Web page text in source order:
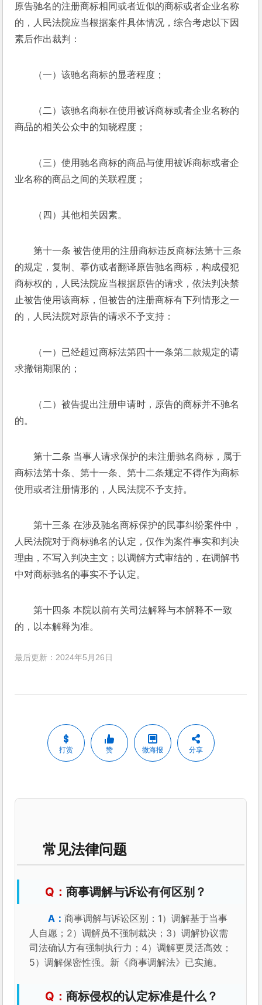
原告驰名的注册商标相同或者近似的商标或者企业名称
的，人民法院应当根据案件具体情况，综合考虑以下因
素后作出裁判：
（一）该驰名商标的显著程度；
（二）该驰名商标在使用被诉商标或者企业名称的
商品的相关公众中的知晓程度；
（三）使用驰名商标的商品与使用被诉商标或者企
业名称的商品之间的关联程度；
（四）其他相关因素。
第十一条 被告使用的注册商标违反商标法第十三条
的规定，复制、摹仿或者翻译原告驰名商标，构成侵犯
商标权的，人民法院应当根据原告的请求，依法判决禁
止被告使用该商标，但被告的注册商标有下列情形之一
的，人民法院对原告的请求不予支持：
（一）已经超过商标法第四十一条第二款规定的请
求撤销期限的；
（二）被告提出注册申请时，原告的商标并不驰名
的。
第十二条 当事人请求保护的未注册驰名商标，属于
商标法第十条、第十一条、第十二条规定不得作为商标
使用或者注册情形的，人民法院不予支持。
第十三条 在涉及驰名商标保护的民事纠纷案件中，
人民法院对于商标驰名的认定，仅作为案件事实和判决
理由，不写入判决主文；以调解方式审结的，在调解书
中对商标驰名的事实不予认定。
第十四条 本院以前有关司法解释与本解释不一致
的，以本解释为准。
最后更新：2024年5月26日
打赏 赞 微海报 分享
常见法律问题
商事调解与诉讼有何区别？
商事调解与诉讼区别：1）调解基于当事
人自愿；2）调解员不强制裁决；3）调解协议需
司法确认方有强制执行力；4）调解更灵活高效；
5）调解保密性强。新《商事调解法》已实施。
商标侵权的认定标准是什么？